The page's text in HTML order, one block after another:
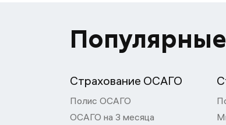
Страхование ОСАГО
Полис ОСАГО
ОСАГО на 3 месяца